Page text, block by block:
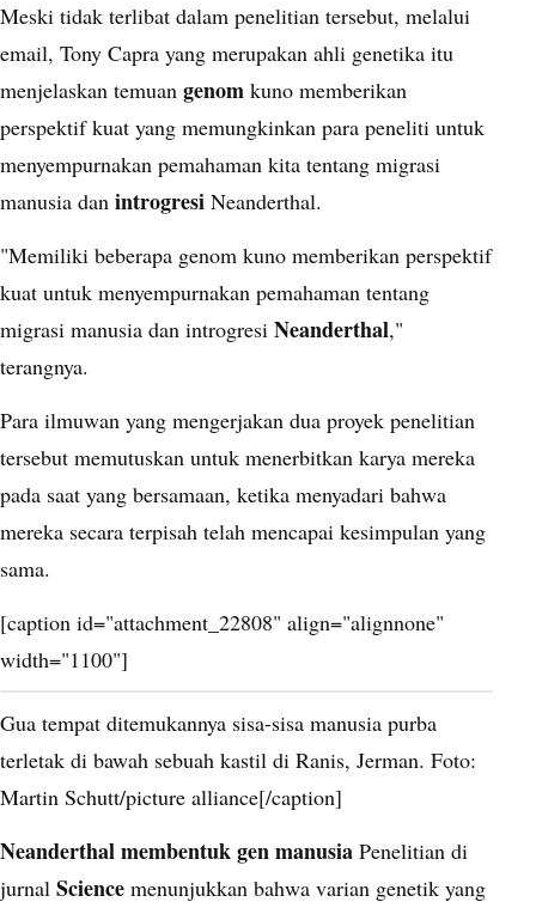
Meski tidak terlibat dalam penelitian tersebut, melalui
email, Tony Capra yang merupakan ahli genetika itu
menjelaskan temuan genom kuno memberikan
perspektif kuat yang memungkinkan para peneliti untuk
menyempurnakan pemahaman kita tentang migrasi
manusia dan introgresi Neanderthal.
"Memiliki beberapa genom kuno memberikan perspektif
kuat untuk menyempurnakan pemahaman tentang
migrasi manusia dan introgresi Neanderthal,"
terangnya.
Para ilmuwan yang mengerjakan dua proyek penelitian
tersebut memutuskan untuk menerbitkan karya mereka
pada saat yang bersamaan, ketika menyadari bahwa
mereka secara terpisah telah mencapai kesimpulan yang
sama.
[caption id="attachment_22808" align="alignnone"
width="1100"]
Gua tempat ditemukannya sisa-sisa manusia purba
terletak di bawah sebuah kastil di Ranis, Jerman. Foto:
Martin Schutt/picture alliance[/caption]
Neanderthal membentuk gen manusia Penelitian di
jurnal Science menunjukkan bahwa varian genetik yang